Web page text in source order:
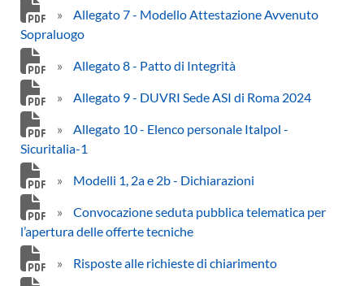
»
Allegato 7 - Modello Attestazione Avvenuto
Sopraluogo
» Allegato 8 - Patto di Integrità
» Allegato 9 - DUVRI Sede ASI di Roma 2024
»
Allegato 10 - Elenco personale Italpol -
Sicuritalia-1
» Modelli 1, 2a e 2b - Dichiarazioni
»
Convocazione seduta pubblica telematica per
l’apertura delle offerte tecniche
» Risposte alle richieste di chiarimento